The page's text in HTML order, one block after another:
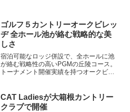
トリー倶楽部の特...
ゴルフ５カントリーオークビレッ
ヂ 全ホール池が絡む戦略的な美
しさ
宿泊可能なロッジ併設で、全ホールに池
が絡む戦略性の高いPGMの丘陵コース。
トーナメント開催実績を持つオークビレ
CAT Ladiesが大箱根カントリー
クラブで開催